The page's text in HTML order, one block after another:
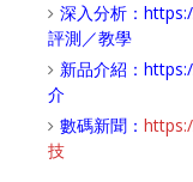
深入分析：
評測／教學
新品介紹：
介
數碼新聞：
技